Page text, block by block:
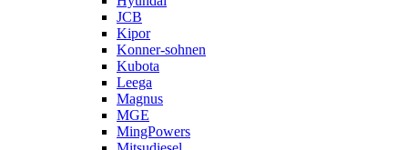
JCB
Kipor
Konner-sohnen
Kubota
Leega
Magnus
MGE
MingPowers